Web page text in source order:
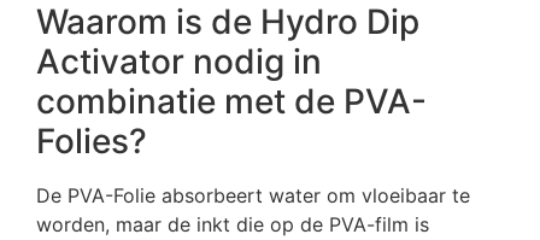
Waarom is de Hydro Dip
Activator nodig in
combinatie met de PVA-
Folies?
De PVA-Folie absorbeert water om vloeibaar te
worden, maar de inkt die op de PVA-film is